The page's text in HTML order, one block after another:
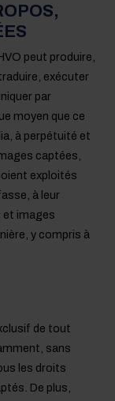
peut produire,
exécuter
par
moyen que ce
à perpétuité et
captées,
exploités
à leur
images
y compris à
de tout
sans
les droits
De plus,